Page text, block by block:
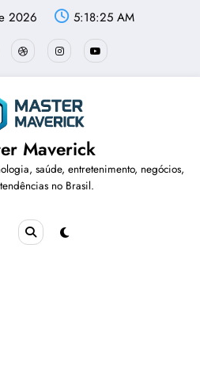
2026 5:18:26 AM
Maverick
saúde, entretenimento, negócios,
no Brasil.